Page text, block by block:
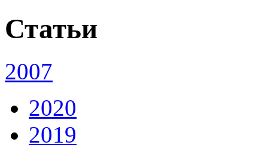
Статьи
2007
2020
2019